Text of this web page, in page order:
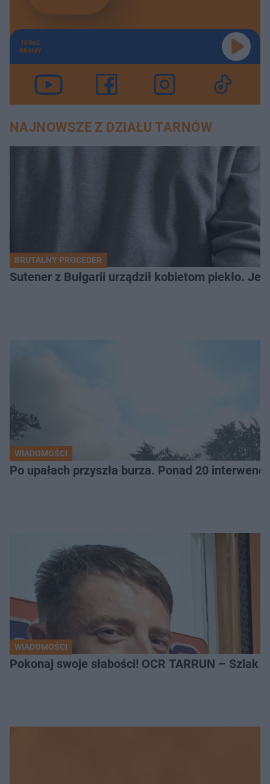
TERAZ
GRAMY
NAJNOWSZE Z DZIAŁU TARNÓW
BRUTALNY PROCEDER
Sutener z Bułgarii urządził kobietom piekło.
WIADOMOŚCI
Po upałach przyszła burza. Ponad 20
WIADOMOŚCI
Pokonaj swoje słabości! OCR TARRUN – Szlak